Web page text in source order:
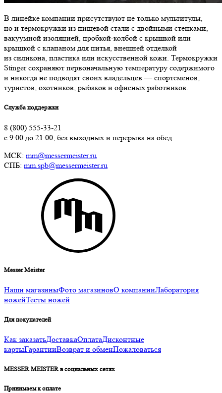
В линейке компании присутствуют не только мультитулы,
но и термокружки из пищевой стали с двойными стенками,
вакуумной изоляцией, пробкой-колбой с крышкой или
крышкой с клапаном для питья, внешней отделкой
из силикона, пластика или искусственной кожи. Термокружки
Stinger сохраняют первоначальную температуру содержимого
и никогда не подводят своих владельцев — спортсменов,
туристов, охотников, рыбаков и офисных работников.
Служба поддержки
8 (800) 555-33-21
с 9:00 до 21:00, без выходных и перерыва на обед
МСК: mm@messermeister.ru
СПБ: mm.spb@messermeister.ru
Messer Meister
Наши магазиныФото магазиновО компанииЛаборатория
ножейТесты ножей
Для покупателей
Как заказатьДоставкаОплатаДисконтные
картыГарантииВозврат и обменПожаловаться
MESSER MEISTER в социальных сетях
Принимаем к оплате